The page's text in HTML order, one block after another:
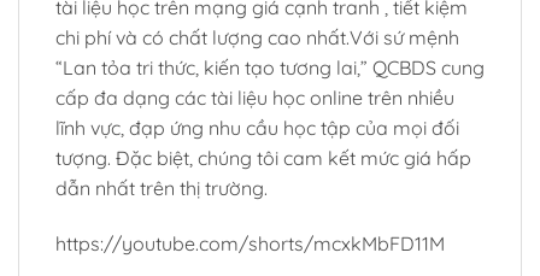
tài liệu học trên mạng giá cạnh tranh , tiết kiệm
chi phí và có chất lượng cao nhất.Với sứ mệnh
“Lan tỏa tri thức, kiến tạo tương lai,” QCBDS cung
cấp đa dạng các tài liệu học online trên nhiều
lĩnh vực, đạp ứng nhu cầu học tập của mọi đối
tượng. Đặc biệt, chúng tôi cam kết mức giá hấp
dẫn nhất trên thị trường.
https://youtube.com/shorts/mcxkMbFD11M